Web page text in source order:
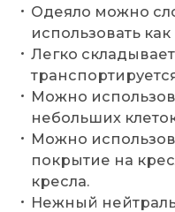
Одеяло можно
использовать
Легко
Можно
небольших
Можно
покрытие на
кресла.
Нежный